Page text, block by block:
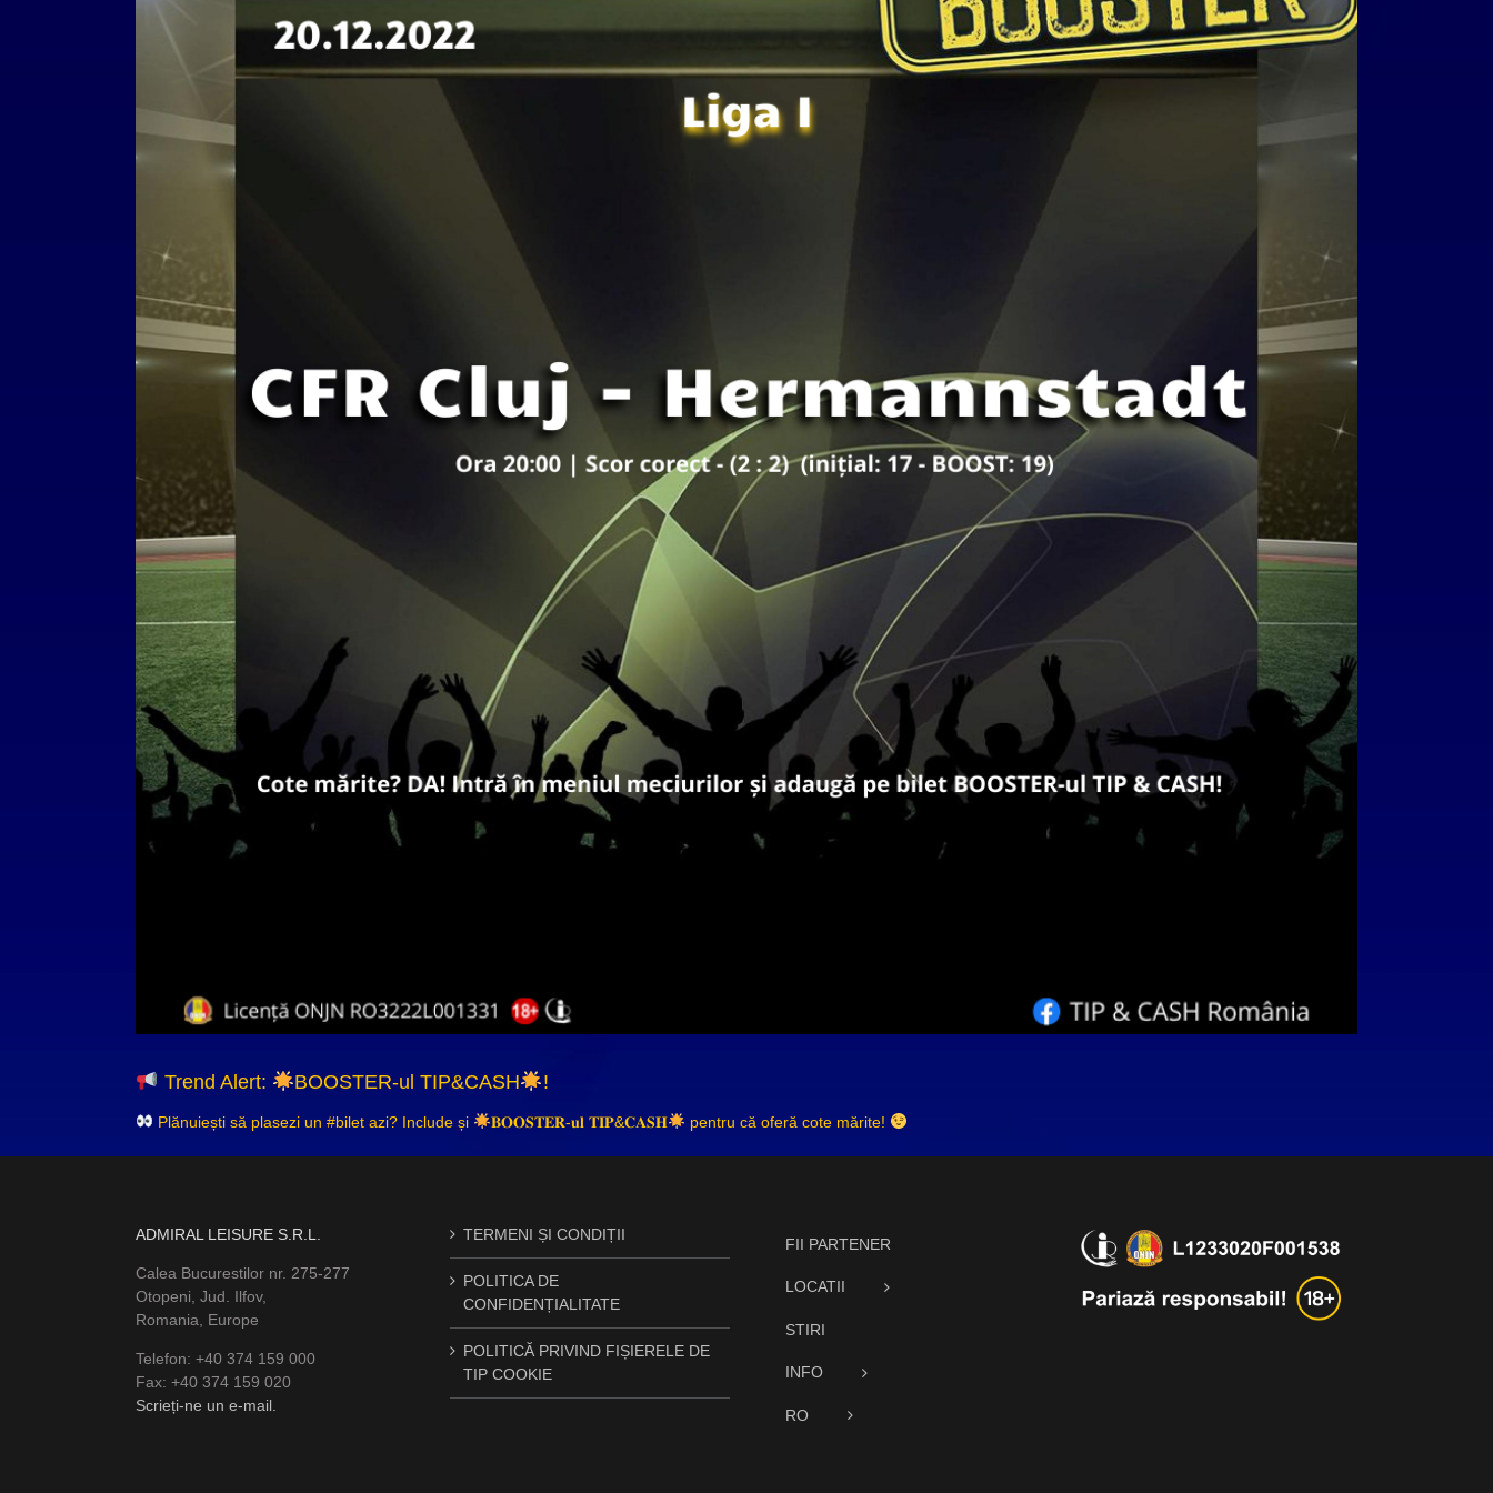
Trend Alert: BOOSTER-ul TIP&CASH !
Plănuiești să plasezi un #bilet azi? Include și 𝐁𝐎𝐎𝐒𝐓𝐄𝐑-𝐮𝐥 𝐓𝐈𝐏&𝐂𝐀𝐒𝐇 pentru că oferă cote mărite!
ADMIRAL LEISURE S.R.L.
Calea Bucurestilor nr. 275-277
Otopeni, Jud. Ilfov,
Romania, Europe
Telefon: +40 374 159 000
Fax: +40 374 159 020
Scrieți-ne un e-mail.
TERMENI ȘI CONDIȚII
POLITICA DE
CONFIDENȚIALITATE
POLITICĂ PRIVIND FIȘIERELE DE
TIP COOKIE
FII PARTENER
LOCATII
STIRI
INFO
RO